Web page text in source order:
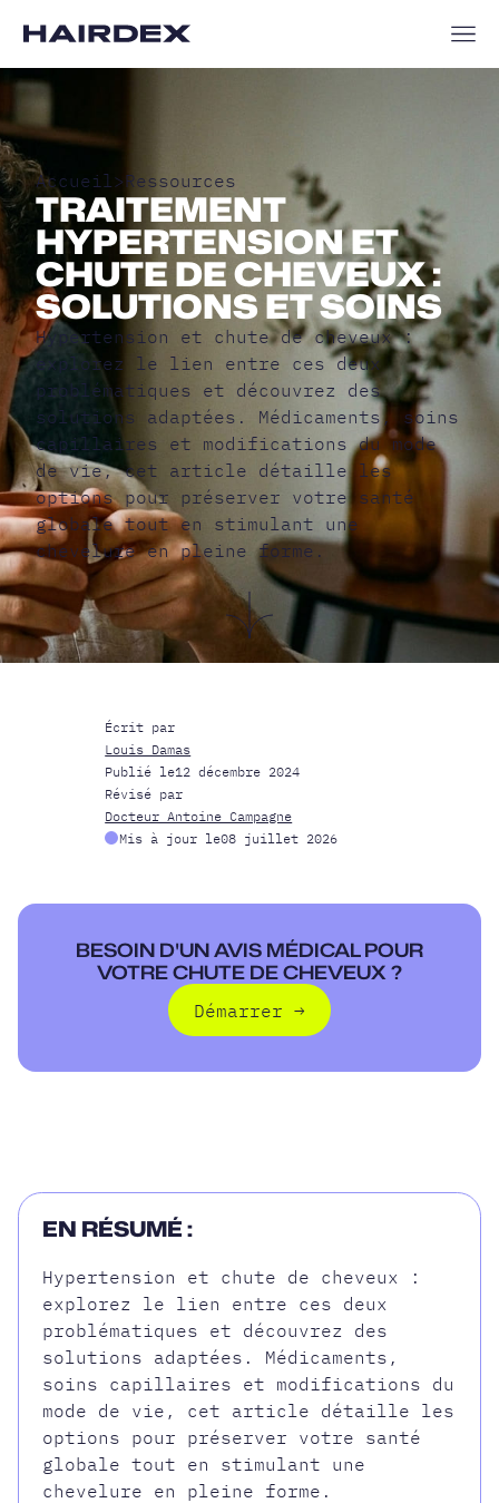
Accueil >Ressources
TRAITEMENT
HYPERTENSION ET
CHUTE DE CHEVEUX :
SOLUTIONS ET SOINS
Hypertension et chute de cheveux :
explorez le lien entre ces deux
problématiques et découvrez des
solutions adaptées. Médicaments, soins
capillaires et modifications du mode
de vie, cet article détaille les
options pour préserver votre santé
globale tout en stimulant une
chevelure en pleine forme.
Écrit par
Louis Damas
Publié le12 décembre 2024
Révisé par
Docteur Antoine Campagne
Mis à jour le08 juillet 2026
BESOIN D'UN AVIS MÉDICAL POUR
VOTRE CHUTE DE CHEVEUX ?
Démarrer →
EN RÉSUMÉ :
Hypertension et chute de cheveux :
explorez le lien entre ces deux
problématiques et découvrez des
solutions adaptées. Médicaments,
soins capillaires et modifications du
mode de vie, cet article détaille les
options pour préserver votre santé
globale tout en stimulant une
chevelure en pleine forme.